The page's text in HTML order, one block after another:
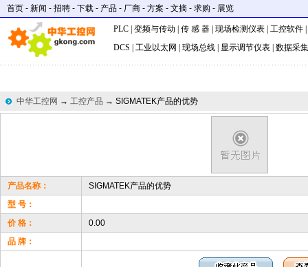
首页 - 新闻 - 招聘 - 下载 - 产品 - 厂商 - 方案 - 文摘 - 求购 - 展览
PLC 变频与传动 传 感 器 现场检测仪表 工控软件
DCS
工业以太网 现场总线 显示调节仪表 数据采集
中华工控网 → 工控产品 → SIGMATEK产品的优势
产品名称：
SIGMATEK产品的优势
型 号：
价 格：
0.00
品 牌：